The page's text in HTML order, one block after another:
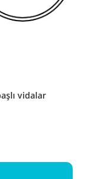
vidalar